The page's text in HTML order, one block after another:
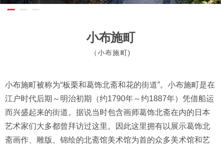
小布施町
（小布施町)
小布施町被称为“板栗和葛饰北斋和花的街道”。小布施町是在
江户时代后期～明治初期（约1790年～约1887年）凭借船运
而兴盛起来的街道。据说当时包含画师葛饰北斋在内的日本
艺术家们大多都曾拜访过这里。因此这里拥有以展示葛饰北
斋画作、雕版、锦绘的北斋馆美术馆为首的众多美术馆和艺